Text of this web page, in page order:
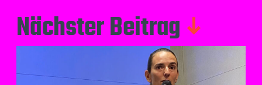
Nächster Beitrag